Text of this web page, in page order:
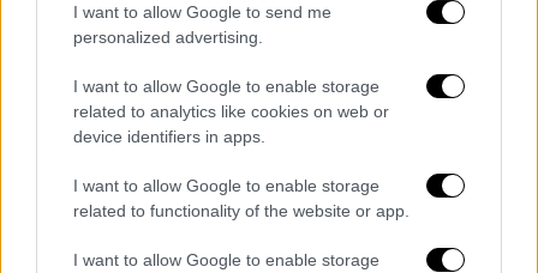
I want to allow Google to send me
personalized advertising.
I want to allow Google to enable storage
related to analytics like cookies on web or
device identifiers in apps.
I want to allow Google to enable storage
related to functionality of the website or app.
I want to allow Google to enable storage
Κλειστά σχολεία στην Αττική λόγω
κακοκαιρίας Δευτέρα και Τρίτη: Τι
23.01.2022 16:37
Τηλεκπαίδευση ανακοίνωσε το